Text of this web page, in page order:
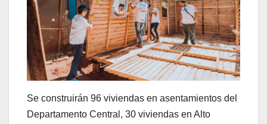
Se construirán 96 viviendas en asentamientos del
Departamento Central, 30 viviendas en Alto